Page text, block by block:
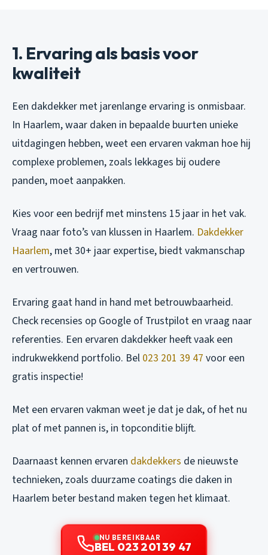
1. Ervaring als basis voor
kwaliteit
Een dakdekker met jarenlange ervaring is onmisbaar.
In Haarlem, waar daken in bepaalde buurten unieke
uitdagingen hebben, weet een ervaren vakman hoe hij
complexe problemen, zoals lekkages bij oudere
panden, moet aanpakken.
Kies voor een bedrijf met minstens 15 jaar in het vak.
Vraag naar foto’s van klussen in Haarlem. Dakdekker
Haarlem, met 30+ jaar expertise, biedt vakmanschap
en vertrouwen.
Ervaring gaat hand in hand met betrouwbaarheid.
Check recensies op Google of Trustpilot en vraag naar
referenties. Een ervaren dakdekker heeft vaak een
indrukwekkend portfolio. Bel 023 201 39 47 voor een
gratis inspectie!
Met een ervaren vakman weet je dat je dak, of het nu
plat of met pannen is, in topconditie blijft.
Daarnaast kennen ervaren dakdekkers de nieuwste
technieken, zoals duurzame coatings die daken in
Haarlem beter bestand maken tegen het klimaat.
NU BEREIKBAAR
BEL 023 201 39 47